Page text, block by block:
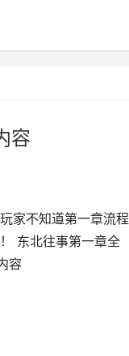
容
家不知道第一章流程
东北往事第一章全
容